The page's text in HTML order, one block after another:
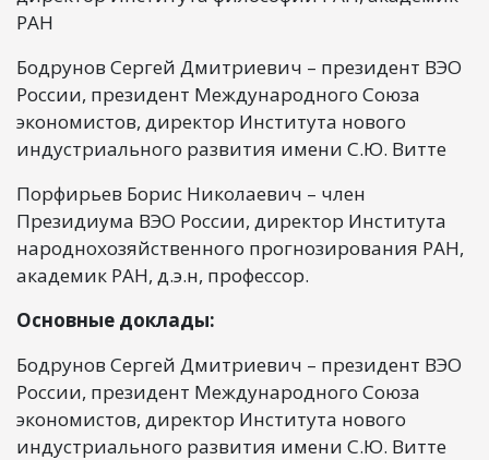
РАН
Бодрунов Сергей Дмитриевич – президент ВЭО
России, президент Международного Союза
экономистов, директор Института нового
индустриального развития имени С.Ю. Витте
Порфирьев Борис Николаевич – член
Президиума ВЭО России, директор Института
народнохозяйственного прогнозирования РАН,
академик РАН, д.э.н, профессор.
Основные доклады:
Бодрунов Сергей Дмитриевич – президент ВЭО
России, президент Международного Союза
экономистов, директор Института нового
индустриального развития имени С.Ю. Витте